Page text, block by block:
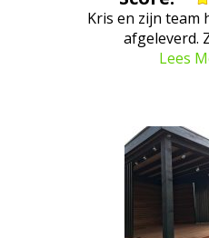
Kris en zijn team
afgeleverd.
Lees